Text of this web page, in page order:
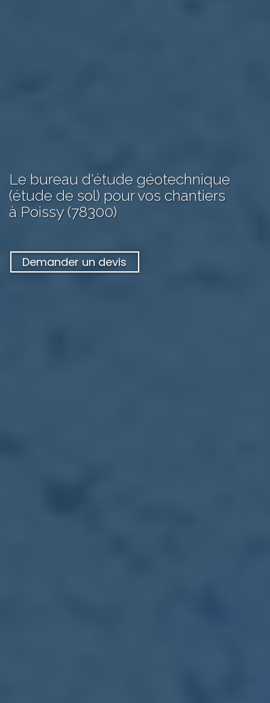
Le bureau d'étude géotechnique
(étude de sol) pour vos chantiers
à Poissy (78300)
Demander un devis